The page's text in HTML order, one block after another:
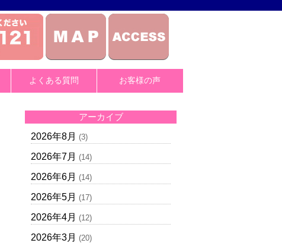
よくある質問 お客様の声
アーカイブ
2026年8月 (3)
2026年7月 (14)
2026年6月 (14)
2026年5月 (17)
2026年4月 (12)
2026年3月 (20)